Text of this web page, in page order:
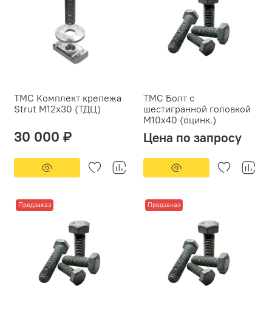
ТМС Комплект крепежа
Strut М12х30 (ТДЦ)
30 000 ₽
ТМС Болт с
шестигранной головкой
М10х40 (оцинк.)
Цена по запросу
Предзаказ Предзаказ